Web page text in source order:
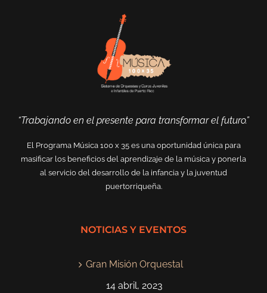
“Trabajando en el presente para transformar el futuro.”
El Programa Música 100 x 35 es una oportunidad única para
masificar los beneficios del aprendizaje de la música y ponerla
al servicio del desarrollo de la infancia y la juventud
puertorriqueña.
NOTICIAS Y EVENTOS
Gran Misión Orquestal
14 abril, 2023